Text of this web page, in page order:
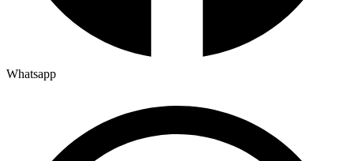
Whatsapp